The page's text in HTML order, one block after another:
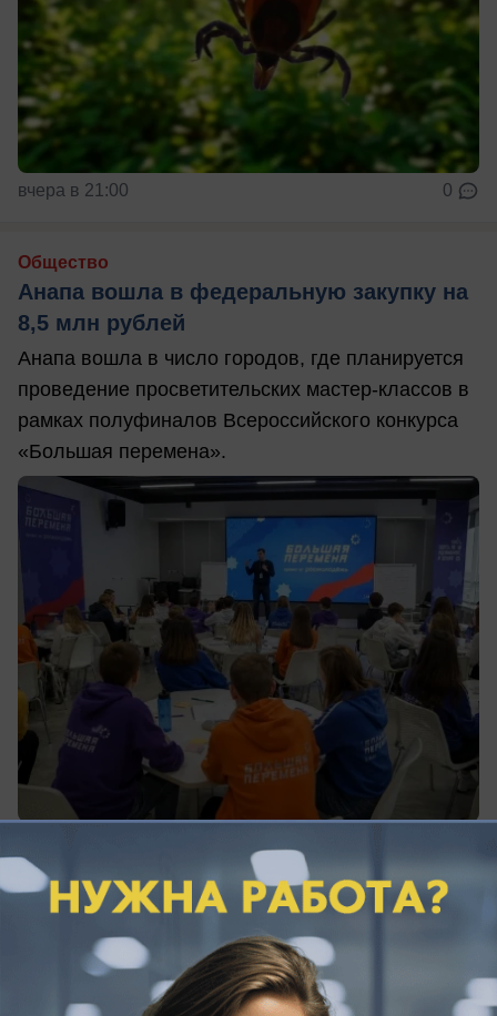
вчера в 21:00 0
Общество
Анапа вошла в федеральную закупку на
8,5 млн рублей
Анапа вошла в число городов, где планируется
проведение просветительских мастер-классов в
рамках полуфиналов Всероссийского конкурса
«Большая перемена».
Происшествия
Бывшего главного энергетика Анапы и
депутата Юрия Смазнова арестовали по
делу о коммерческом подкупе в особо